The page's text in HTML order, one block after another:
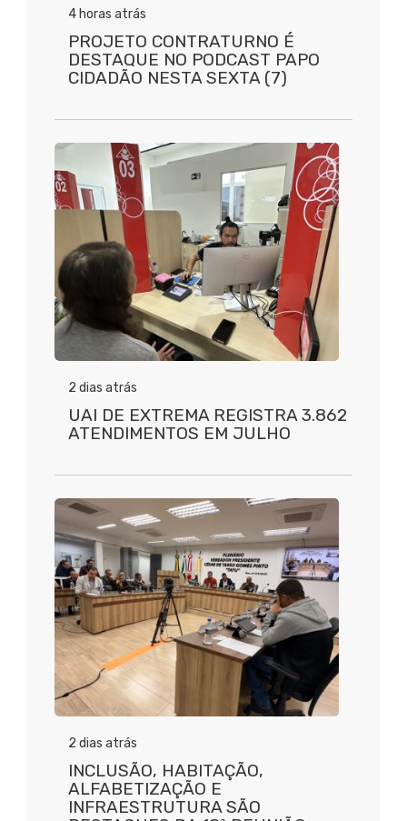
4 horas atrás
PROJETO CONTRATURNO É
DESTAQUE NO PODCAST PAPO
CIDADÃO NESTA SEXTA (7)
2 dias atrás
UAI DE EXTREMA REGISTRA 3.862
ATENDIMENTOS EM JULHO
2 dias atrás
INCLUSÃO, HABITAÇÃO,
ALFABETIZAÇÃO E
INFRAESTRUTURA SÃO